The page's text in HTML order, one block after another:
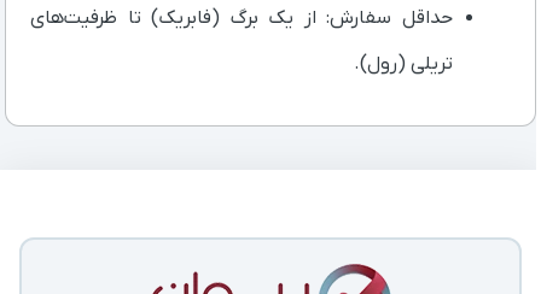
حداقل سفارش: از یک برگ (فابریک) تا ظرفیت‌های
تریلی (رول).